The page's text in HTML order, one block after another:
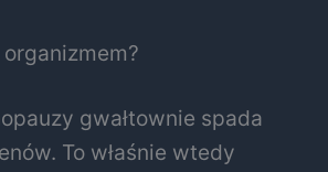
gwałtownie spada
To właśnie wtedy